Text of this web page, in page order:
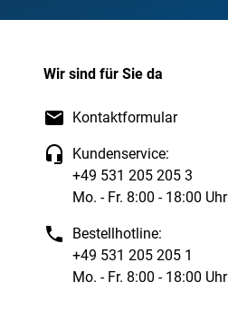
Wir sind für Sie da
Kontaktformular
Kundenservice:
+49 531 205 205 3
Mo. - Fr. 8:00 - 18:00 Uhr
Bestellhotline:
+49 531 205 205 1
Mo. - Fr. 8:00 - 18:00 Uhr